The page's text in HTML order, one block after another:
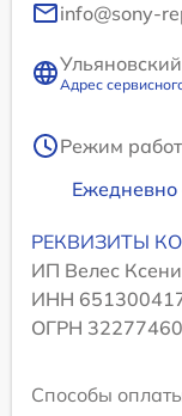
info@sony-
Адрес
Режим
Ежедневно
РЕКВИЗИТЫ
ИП Велес
ИНН
ОГРН
Способы